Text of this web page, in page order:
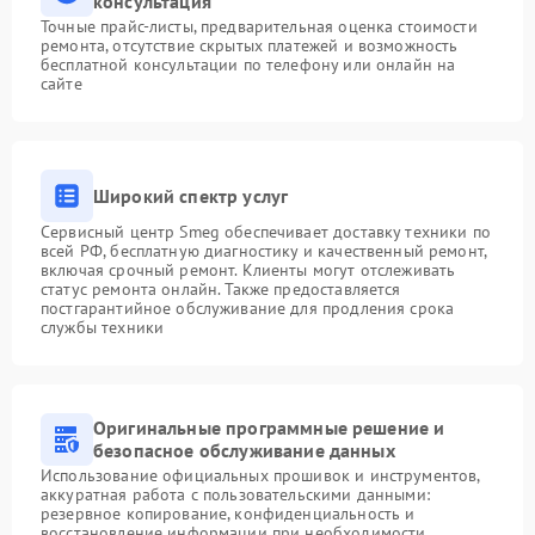
Точные прайс-листы, предварительная оценка стоимости
ремонта, отсутствие скрытых платежей и возможность
бесплатной консультации по телефону или онлайн на
сайте
Широкий спектр услуг
Сервисный центр Smeg обеспечивает доставку техники по
всей РФ, бесплатную диагностику и качественный ремонт,
включая срочный ремонт. Клиенты могут отслеживать
статус ремонта онлайн. Также предоставляется
постгарантийное обслуживание для продления срока
службы техники
Оригинальные программные решение и
безопасное обслуживание данных
Использование официальных прошивок и инструментов,
аккуратная работа с пользовательскими данными:
резервное копирование, конфиденциальность и